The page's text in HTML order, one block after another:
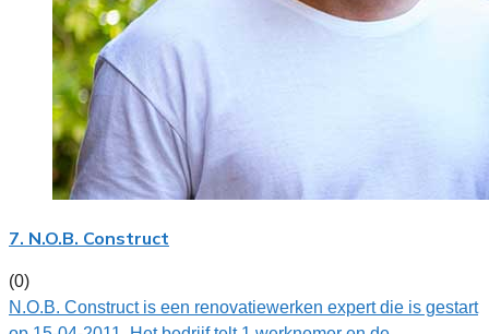
7. N.O.B. Construct
(0)
N.O.B. Construct is een renovatiewerken expert die is gestart